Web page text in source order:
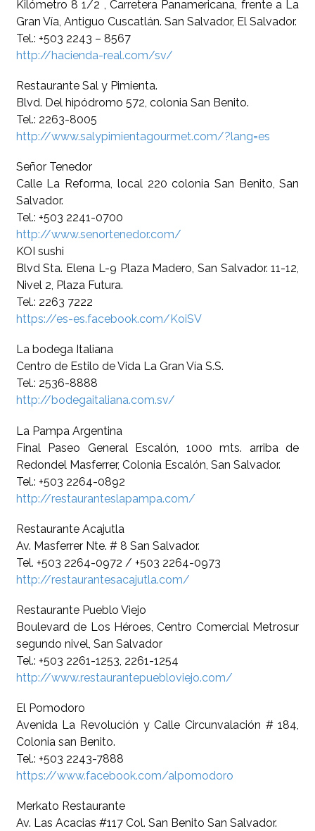
Kilómetro 8 1/2 , Carretera Panamericana, frente a La
Gran Vía, Antiguo Cuscatlán. San Salvador, El Salvador.
Tel.: +503 2243 – 8567
http://hacienda-real.com/sv/
Restaurante Sal y Pimienta.
Blvd. Del hipódromo 572, colonia San Benito.
Tel.: 2263-8005
http://www.salypimientagourmet.com/?lang=es
Señor Tenedor
Calle La Reforma, local 220 colonia San Benito, San
Salvador.
Tel.: +503 2241-0700
http://www.senortenedor.com/
KOI sushi
Blvd Sta. Elena L-9 Plaza Madero, San Salvador. 11-12,
Nivel 2, Plaza Futura.
Tel.: 2263 7222
https://es-es.facebook.com/KoiSV
La bodega Italiana
Centro de Estilo de Vida La Gran Vía S.S.
Tel.: 2536-8888
http://bodegaitaliana.com.sv/
La Pampa Argentina
Final Paseo General Escalón, 1000 mts. arriba de
Redondel Masferrer, Colonia Escalón, San Salvador.
Tel.: +503 2264-0892
http://restauranteslapampa.com/
Restaurante Acajutla
Av. Masferrer Nte. # 8 San Salvador.
Tel. +503 2264-0972 / +503 2264-0973
http://restaurantesacajutla.com/
Restaurante Pueblo Viejo
Boulevard de Los Héroes, Centro Comercial Metrosur
segundo nivel, San Salvador
Tel.: +503 2261-1253, 2261-1254
http://www.restaurantepuebloviejo.com/
El Pomodoro
Avenida La Revolución y Calle Circunvalación # 184,
Colonia san Benito.
Tel.: +503 2243-7888
https://www.facebook.com/alpomodoro
Merkato Restaurante
Av. Las Acacias #117 Col. San Benito San Salvador.